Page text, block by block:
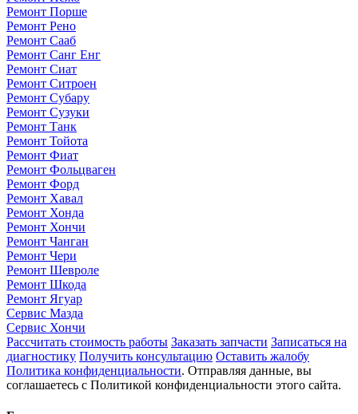
Ремонт Порше
Ремонт Рено
Ремонт Сааб
Ремонт Санг Енг
Ремонт Сиат
Ремонт Ситроен
Ремонт Субару
Ремонт Сузуки
Ремонт Танк
Ремонт Тойота
Ремонт Фиат
Ремонт Фольцваген
Ремонт Форд
Ремонт Хавал
Ремонт Хонда
Ремонт Хончи
Ремонт Чанган
Ремонт Чери
Ремонт Шевроле
Ремонт Шкода
Ремонт Ягуар
Сервис Мазда
Сервис Хончи
Рассчитать стоимость работы Заказать запчасти Записаться на
диагностику Получить консультацию Оставить жалобу
Политика конфиденциальности. Отправляя данные, вы
соглашаетесь с Политикой конфиденциальности этого сайта.